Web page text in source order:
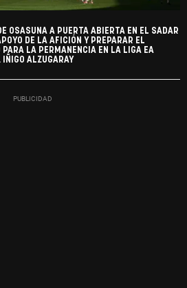
OSASUNA A PUERTA ABIERTA EN EL SADAR
DE LA AFICIÓN Y PREPARAR EL
PARA LA PERMANENCIA EN LA LIGA EA
IÑIGO ALZUGARAY